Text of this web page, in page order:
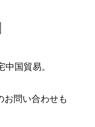
国貿易。
お問い合わせも